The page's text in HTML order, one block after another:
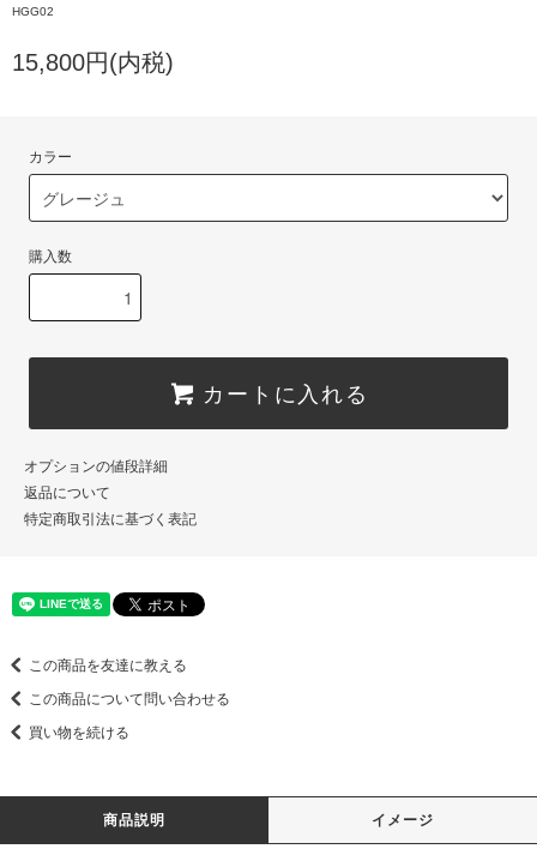
HGG02
15,800円(内税)
カラー
購入数
カートに入れる
オプションの値段詳細
返品について
特定商取引法に基づく表記
この商品を友達に教える
この商品について問い合わせる
買い物を続ける
商品説明 イメージ